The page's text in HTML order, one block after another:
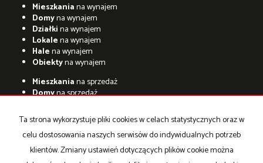
Mieszkaniana wynajem
Domyna wynajem
Działkina wynajem
Lokalena wynajem
Halena wynajem
Obiektyna wynajem
Mieszkaniana sprzedaż
Domyna sprzedaż
Lokalena sprzedaż
Halena sprzedaż
Obiektyna sprzedaż
Ta strona wykorzystuje pliki cookies w celach statystycznych oraz w
celu dostosowania naszych serwisów do indywidualnych potrzeb
klientów. Zmiany ustawień dotyczących plików cookie można